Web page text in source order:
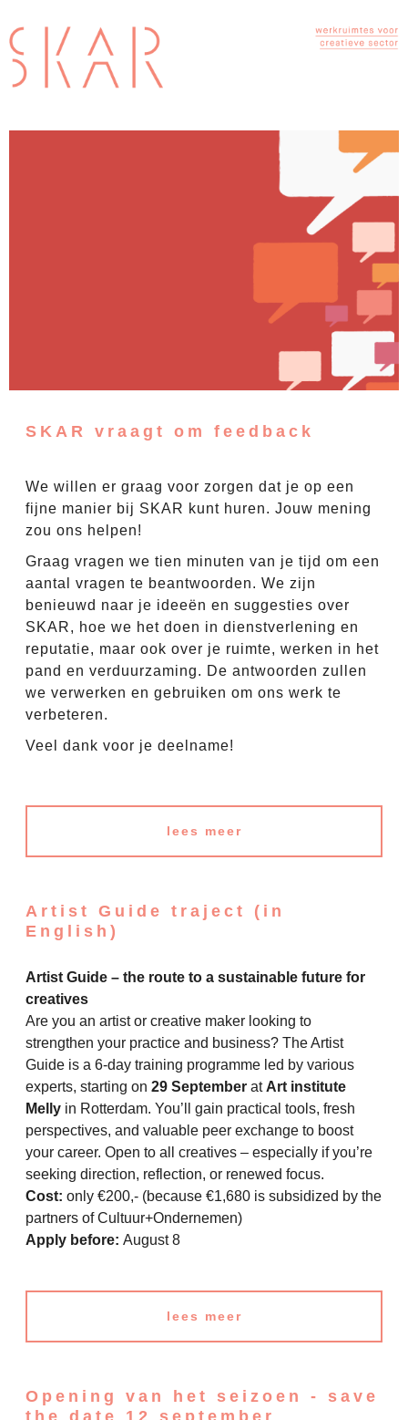
SKAR vraagt om feedback
We willen er graag voor zorgen dat je op een
fijne manier bij SKAR kunt huren. Jouw mening
zou ons helpen!
Graag vragen we tien minuten van je tijd om een
aantal vragen te beantwoorden. We zijn
benieuwd naar je ideeën en suggesties over
SKAR, hoe we het doen in dienstverlening en
reputatie, maar ook over je ruimte, werken in het
pand en verduurzaming. De antwoorden zullen
we verwerken en gebruiken om ons werk te
verbeteren.
Veel dank voor je deelname!
lees meer
Artist Guide traject (in
English)
Artist Guide – the route to a sustainable future for
creatives
Are you an artist or creative maker looking to
strengthen your practice and business? The Artist
Guide is a 6-day training programme led by various
experts, starting on 29 September at Art institute
Melly in Rotterdam. You’ll gain practical tools, fresh
perspectives, and valuable peer exchange to boost
your career. Open to all creatives – especially if you’re
seeking direction, reflection, or renewed focus.
Cost: only €200,- (because €1,680 is subsidized by the
partners of Cultuur+Ondernemen)
Apply before: August 8
lees meer
Opening van het seizoen - save
the date 12 september